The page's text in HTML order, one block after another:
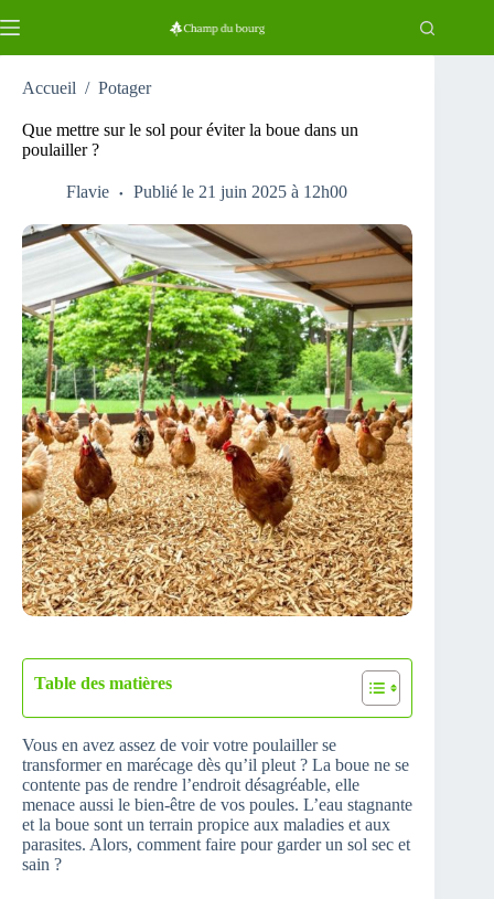
au
Accueil / Potager
Que mettre sur le sol pour éviter la boue dans un
poulailler ?
Flavie Publié le 21 juin 2025 à 12h00
Table des matières
Vous en avez assez de voir votre poulailler se
transformer en marécage dès qu’il pleut ? La boue ne se
contente pas de rendre l’endroit désagréable, elle
menace aussi le bien-être de vos poules. L’eau stagnante
et la boue sont un terrain propice aux maladies et aux
parasites. Alors, comment faire pour garder un sol sec et
sain ?